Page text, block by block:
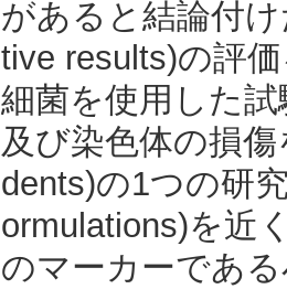
があると結論付
tive results)の評
細菌を使用した
及び染色体の損
dents)の1つの研
ormulations)を近
のマーカーであ